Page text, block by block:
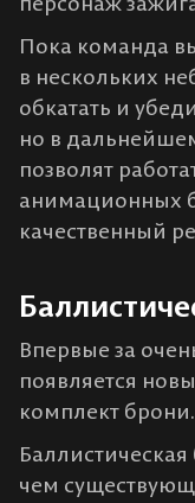
Пока команда
в нескольких
обкатать и
но в
позволят
анимационных
качественный
Впервые за
появляется
комплект брони.
чем